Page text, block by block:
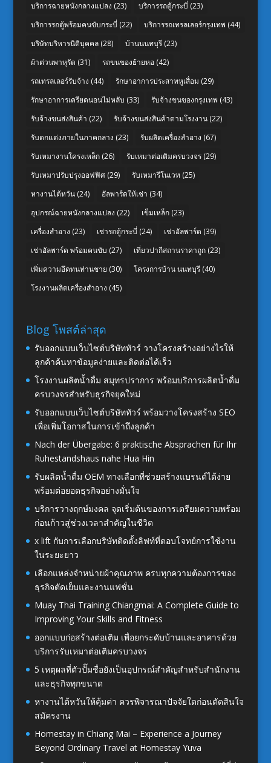
บริการฉายหนังกลางแปลง (23) บริการรถตู้กระบี่ (23)
บริการรถตู้พร้อมคนขับกระบี่ (22) บริการรถเทรลเลอร์กรุงเทพ (44)
บริษัทบริหารนิติบุคคล(28) บ้านนนทบุรี(23)
ผ้าต่วนพาหุรัด (31) รถขนของย้ายหอ(42)
รถเทรลเลอร์รับจ้าง (44) รักษาอาการประสาทหูเสื่อม (29)
รักษาอาการเครียดนอนไม่หลับ (33) รับจ้างขนของกรุงเทพ (43)
รับจ้างขนส่งสินค้า (22) รับจ้างขนส่งสินค้าตามโรงงาน(22)
รับตกแต่งภายในภาคกลาง (23) รับผลิตเครื่องสำอาง (67)
รับเหมางานโครงเหล็ก(26) รับเหมาต่อเติมครบวงจร(29)
รับเหมาปรับปรุงออฟฟิศ(29) รับเหมารีโนเวท (25)
หางานไต้หวัน(24) อัลพาร์ดให้เช่า (34)
อุปกรณ์ฉายหนังกลางแปลง (22) เข็มเหล็ก(23)
เครื่องสำอาง (23) เช่ารถตู้กระบี่ (24) เช่าอัลพาร์ด (39)
เช่าอัลพาร์ด พร้อมคนขับ (27) เที่ยวปากีสถานราคาถูก(23)
เพิ่มความอึดทนท่านชาย (30) โครงการบ้าน นนทบุรี(40)
โรงงานผลิตเครื่องสำอาง (45)
Blog โพสต์ล่าสุด
รับออกแบบเว็บไซต์บริษัททัวร์ วางโครงสร้างอย่างไรให้
ลูกค้าค้นหาข้อมูลง่ายและติดต่อได้เร็ว
โรงงานผลิตน้ำดื่ม สมุทรปราการ พร้อมบริการผลิตน้ำดื่ม
ครบวงจรสำหรับธุรกิจยุคใหม่
รับออกแบบเว็บไซต์บริษัททัวร์ พร้อมวางโครงสร้าง SEO
เพื่อเพิ่มโอกาสในการเข้าถึงลูกค้า
Nach der Übergabe: 6 praktische Absprachen für Ihr
Ruhestandshaus nahe Hua Hin
รับผลิตน้ำดื่ม OEM ทางเลือกที่ช่วยสร้างแบรนด์ได้ง่าย
พร้อมต่อยอดธุรกิจอย่างมั่นใจ
บริการวางฤกษ์มงคล จุดเริ่มต้นของการเตรียมความพร้อม
ก่อนก้าวสู่ช่วงเวลาสำคัญในชีวิต
x lift กับการเลือกบริษัทติดตั้งลิฟท์ที่ตอบโจทย์การใช้งาน
ในระยะยาว
เลือกแหล่งจำหน่ายผ้าคุณภาพ ครบทุกความต้องการของ
ธุรกิจตัดเย็บและงานแฟชั่น
Muay Thai Training Chiangmai: A Complete Guide to
Improving Your Skills and Fitness
ออกแบบก่อสร้างต่อเติม เพื่อยกระดับบ้านและอาคารด้วย
บริการรับเหมาต่อเติมครบวงจร
5 เหตุผลที่ตัวปั๊มชื่อยังเป็นอุปกรณ์สำคัญสำหรับสำนักงาน
และธุรกิจทุกขนาด
หางานไต้หวันให้คุ้มค่า ควรพิจารณาปัจจัยใดก่อนตัดสินใจ
สมัครงาน
Homestay in Chiang Mai – Experience a Journey
Beyond Ordinary Travel at Homestay Yuva